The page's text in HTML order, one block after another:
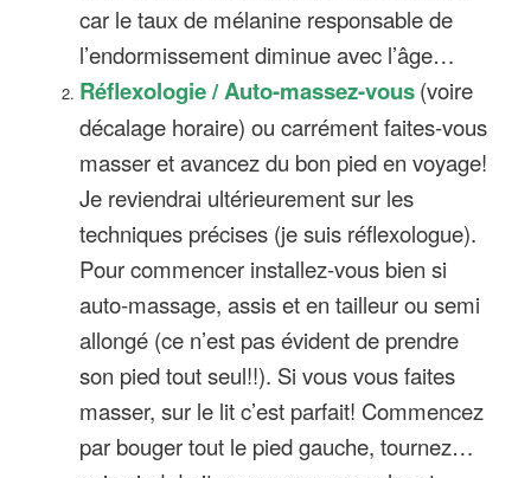
car le taux de mélanine responsable de
l’endormissement diminue avec l’âge…
Réflexologie / Auto-massez-vous (voire
décalage horaire) ou carrément faites-vous
masser et avancez du bon pied en voyage!
Je reviendrai ultérieurement sur les
techniques précises (je suis réflexologue).
Pour commencer installez-vous bien si
auto-massage, assis et en tailleur ou semi
allongé (ce n’est pas évident de prendre
son pied tout seul!!). Si vous vous faites
masser, sur le lit c’est parfait! Commencez
par bouger tout le pied gauche, tournez…